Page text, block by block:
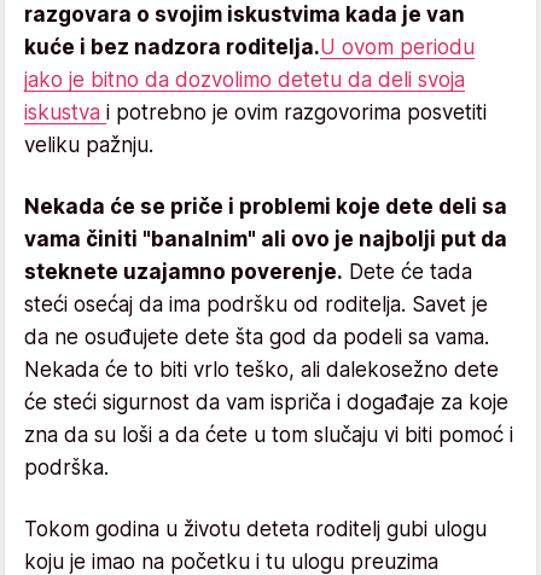
razgovara o svojim iskustvima kada je van
kuće i bez nadzora roditelja.U ovom periodu
jako je bitno da dozvolimo detetu da deli svoja
iskustva i potrebno je ovim razgovorima posvetiti
veliku pažnju.
Nekada će se priče i problemi koje dete deli sa
vama činiti "banalnim" ali ovo je najbolji put da
steknete uzajamno poverenje. Dete će tada
steći osećaj da ima podršku od roditelja. Savet je
da ne osuđujete dete šta god da podeli sa vama.
Nekada će to biti vrlo teško, ali dalekosežno dete
će steći sigurnost da vam ispriča i događaje za koje
zna da su loši a da ćete u tom slučaju vi biti pomoć i
podrška.
Tokom godina u životu deteta roditelj gubi ulogu
koju je imao na početku i tu ulogu preuzima